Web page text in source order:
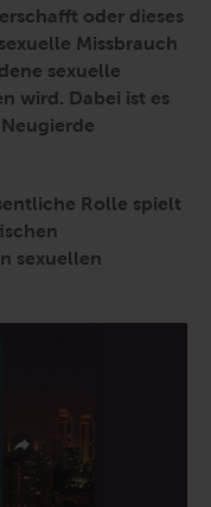
oder dieses
Missbrauch
sexuelle
wird. Dabei ist es
Rolle spielt
sexuellen